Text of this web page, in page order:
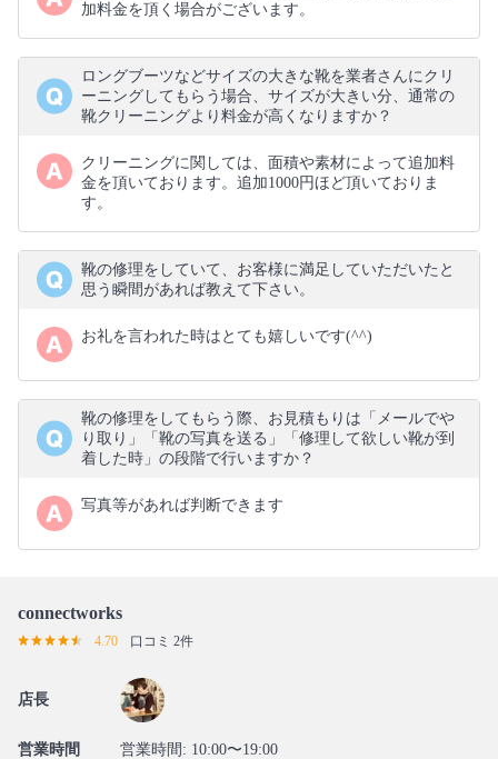
加料金を頂く場合がございます。
ロングブーツなどサイズの大きな靴を業者さんにクリ
ーニングしてもらう場合、サイズが大きい分、通常の
靴クリーニングより料金が高くなりますか？
クリーニングに関しては、面積や素材によって追加料
金を頂いております。追加1000円ほど頂いておりま
す。
靴の修理をしていて、お客様に満足していただいたと
思う瞬間があれば教えて下さい。
お礼を言われた時はとても嬉しいです(^^)
靴の修理をしてもらう際、お見積もりは「メールでや
り取り」「靴の写真を送る」「修理して欲しい靴が到
着した時」の段階で行いますか？
写真等があれば判断できます
connectworks
4.70 口コミ 2件
店長
営業時間 営業時間: 10:00〜19:00